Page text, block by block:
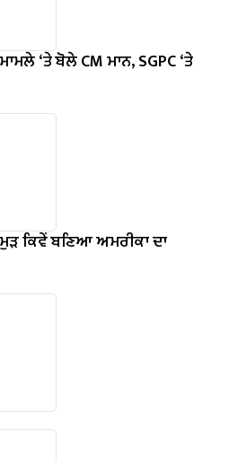
‘ਤੇ ਬੋਲੇ ​​CM ਮਾਨ, SGPC ‘ਤੇ
ਕਿਵੇਂ ਬਣਿਆ ਅਮਰੀਕਾ ਦਾ